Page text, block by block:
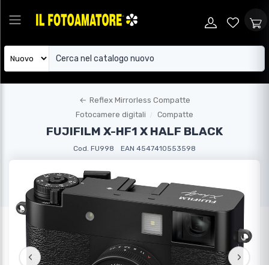
← Reflex Mirrorless Compatte
Fotocamere digitali
Compatte
FUJIFILM X-HF1 X HALF BLACK
Cod. FU998 EAN 4547410553598
‹ ›